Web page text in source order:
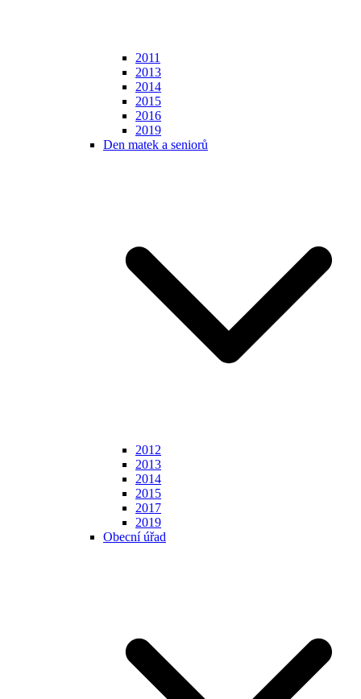
2011
2013
2014
2015
2016
2019
Den matek a seniorů
2012
2013
2014
2015
2017
2019
Obecní úřad